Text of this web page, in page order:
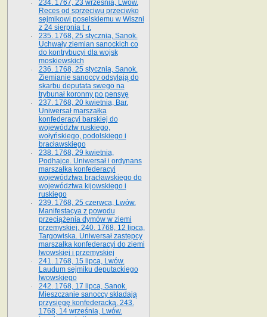
234. 1767, 23 września, Lwów.
Reces od sprzeciwu przeciwko
sejmikowi poselskiemu w Wiszni
z 24 sierpnia t. r.
235. 1768, 25 stycznia, Sanok.
Uchwały ziemian sanockich co
do kontrybucyi dla wojsk
moskiewskich
236. 1768, 25 stycznia, Sanok.
Ziemianie sanoccy odsyłają do
skarbu deputata swego na
trybunał koronny po pensyę
237. 1768, 20 kwietnia, Bar.
Uniwersał marszałka
konfederacyi barskiej do
województw ruskiego,
wołyńskiego, podolskiego i
bracławskiego
238. 1768, 29 kwietnia,
Podhajce. Uniwersał i ordynans
marszałka konfederacyi
województwa bracławskiego do
wo­jewództwa kijowskiego i
ruskiego
239. 1768, 25 czerwca, Lwów.
Manifestacya z powodu
przeciążenia dymów w ziemi
przemyskiej. 240. 1768, 12 lipca,
Targowiska. Uniwersał zastępcy
marszałka konfederacyi do ziemi
lwowskiej i przemyskiej
241. 1768, 15 lipca, Lwów.
Laudum sejmiku deputackiego
lwowskiego
242. 1768, 17 lipca, Sanok.
Mieszczanie sanoccy składają
przysięgę konfederacką. 243.
1768, 14 września, Lwów.